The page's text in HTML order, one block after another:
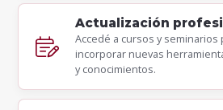
Actualización
Accedé a cursos y seminarios
incorporar nuevas
y conocimientos.